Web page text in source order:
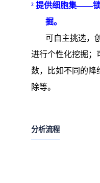
² 提供细胞集——
掘。
可自主挑选，
进行个性化挖掘；
数，比如不同的降
除等。
分析流程